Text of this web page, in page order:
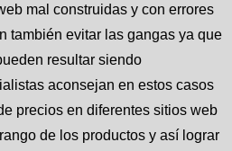
mal construidas y con errores
también evitar las gangas ya que
resultar siendo
aconsejan en estos casos
precios en diferentes sitios web
de los productos y así lograr